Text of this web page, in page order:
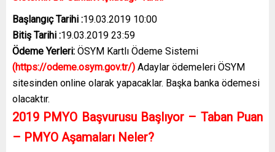
Başlangıç Tarihi :19.03.2019 10:00
Bitiş Tarihi :19.03.2019 23:59
Ödeme Yerleri: ÖSYM Kartlı Ödeme Sistemi
(https://odeme.osym.gov.tr/) Adaylar ödemeleri ÖSYM
sitesinden online olarak yapacaklar. Başka banka ödemesi
olacaktır.
2019 PMYO Başvurusu Başlıyor – Taban Puan
– PMYO Aşamaları Neler?